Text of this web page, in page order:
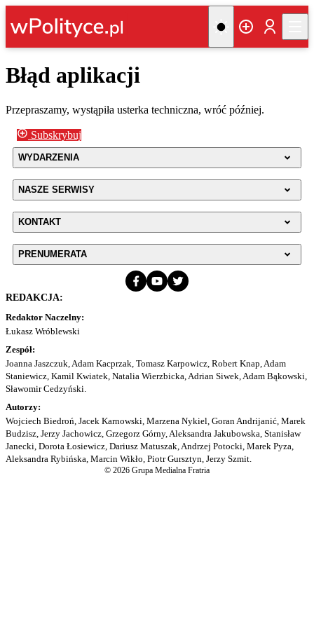
Błąd aplikacji
Przepraszamy, wystąpiła usterka techniczna, wróć później.
Subskrybuj
WYDARZENIA
NASZE SERWISY
KONTAKT
PRENUMERATA
REDAKCJA:
Redaktor Naczelny:
Łukasz Wróblewski
Zespół:
Joanna Jaszczuk, Adam Kacprzak, Tomasz Karpowicz, Robert Knap, Adam
Staniewicz, Kamil Kwiatek, Natalia Wierzbicka, Adrian Siwek, Adam Bąkowski,
Sławomir Cedzyński.
Autorzy:
Wojciech Biedroń, Jacek Karnowski, Marzena Nykiel, Goran Andrijanić, Marek
Budzisz, Jerzy Jachowicz, Grzegorz Górny, Aleksandra Jakubowska, Stanisław
Janecki, Dorota Łosiewicz, Dariusz Matuszak, Andrzej Potocki, Marek Pyza,
Aleksandra Rybińska, Marcin Wikło, Piotr Gursztyn, Jerzy Szmit.
© 2026 Grupa Medialna Fratria